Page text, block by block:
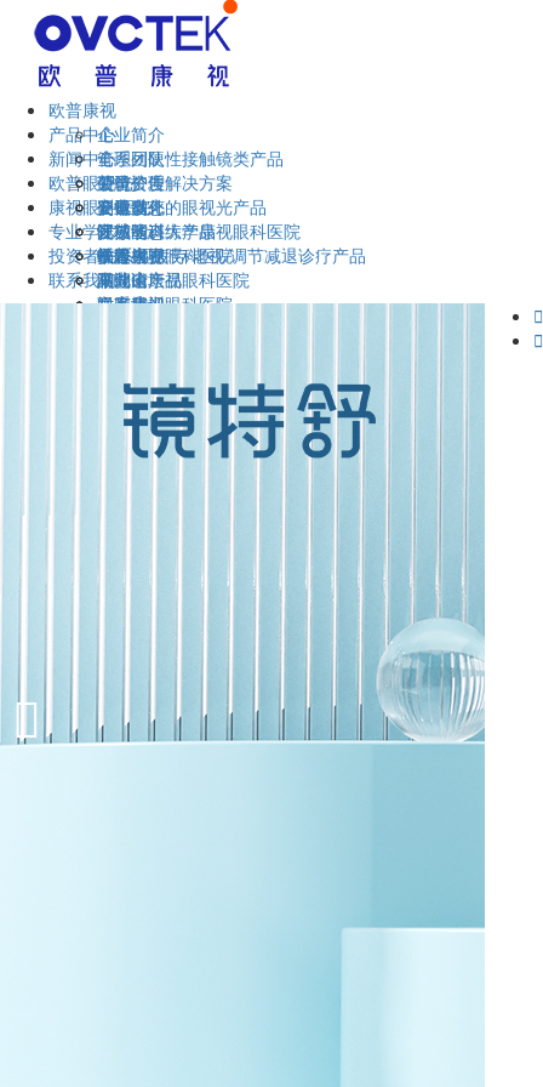
欧普康视
企业简介
管理团队
荣誉资质
企业文化
产品中心
全系列硬性接触镜类产品
硬镜护理解决方案
硬镜以外的眼视光产品
视功能训练产品
干眼/视疲劳/老视/调节减退诊疗产品
眼健康产品
新闻中心
公司公告
公司动态
区域动态
欧普视界
欧普眼视光
安徽省
江苏省
福建省
湖北省
云南省
康视眼科医院
安徽医科大学康视眼科医院
蚌埠康视眼科医院
马鞍山康视眼科医院
六安康视眼科医院
郎溪华益眼科医院
宁国眼视光眼科医院
青岛泽嘉眼科医院
专业学术
技术大赛
巢湖论坛
视光培训
报考须知
认定岗位
在线报名
投资者关系
联系我们
联系我们

